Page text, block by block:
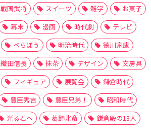
戦国武将
スイーツ 雑学
お菓子
幕末
漫画 時代劇
テレビ
べらぼう
明治時代
徳川家康
織田信長
抹茶 デザイン
文房具
フィギュア
展覧会
鎌倉時代
豊臣秀吉
豊臣兄弟！
昭和時代
光る君へ
葛飾北斎 鎌倉殿の13人